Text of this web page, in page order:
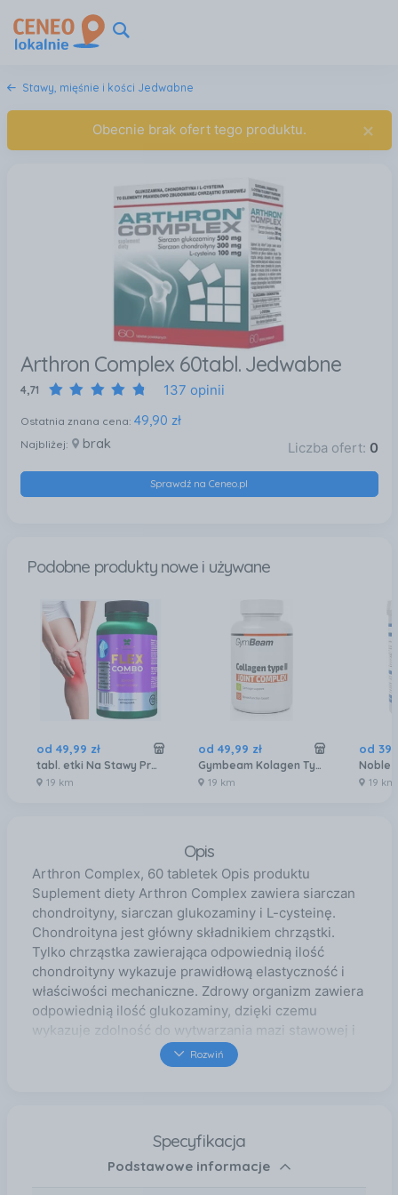
Stawy, mięśnie i kości Jedwabne
Obecnie brak ofert tego produktu. ×
Arthron Complex 60tabl. Jedwabne
4,71 137 opinii
Ostatnia znana cena: 49,90 zł
Najbliżej: brak Liczba ofert: 0
Sprawdź na Ceneo.pl
Podobne produkty nowe i używane
od49,99 zł
tabl. etki Na Stawy Premium Flex Combo Glukozamina Chondroityna Msm + 5 Innych 60kaps.
19 km
od 49,99 zł
Gymbeam Kolagen Typ II Na Stawy Kompleks 60kaps. -
19 km
od 39
19 km
Opis
Arthron Complex, 60 tabletek Opis produktu
Suplement diety Arthron Complex zawiera siarczan
chondroityny, siarczan glukozaminy i L-cysteinę.
Chondroityna jest główny składnikiem chrząstki.
Tylko chrząstka zawierająca odpowiednią ilość
chondroityny wykazuje prawidłową elastyczność i
właściwości mechaniczne. Zdrowy organizm zawiera
odpowiednią ilość glukozaminy, dzięki czemu
wykazuje zdolność do wytwarzania mazi stawowej i
utrzymywania jej na właściwym poziomie. L-cysteina
- aminokwas siarkowy, z którego organizm może
diety w składniki zawarte w suplemencie. Zalecane
spożycie Dorośli: 2-3 tabletki dziennie, popijając
Rozwiń
Specyfikacja
Podstawowe informacje